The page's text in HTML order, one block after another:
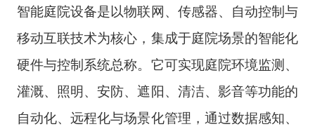
智能庭院设备是以物联网、传感器、自动控制与
移动互联技术为核心，集成于庭院场景的智能化
硬件与控制系统总称。它可实现庭院环境监测、
灌溉、照明、安防、遮阳、清洁、影音等功能的
自动化、远程化与场景化管理，通过数据感知、